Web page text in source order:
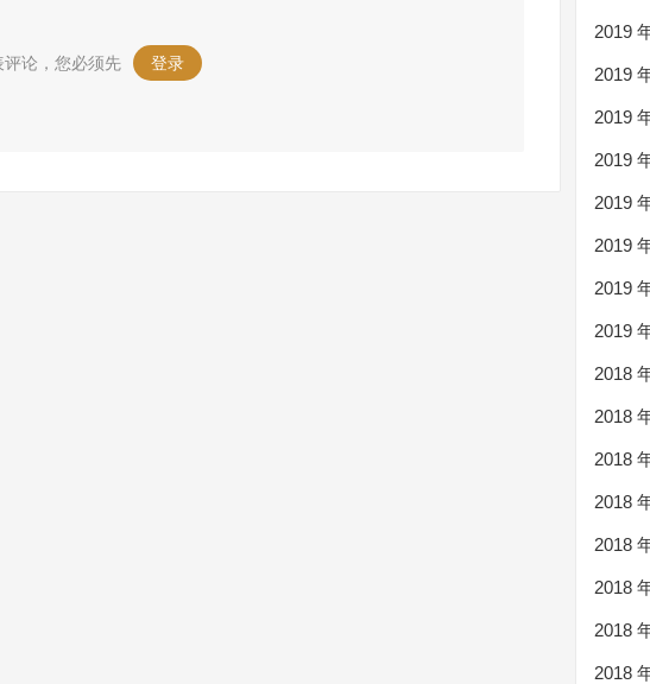
评论，您必须先 登录 。
2019
2019
2019
2019
2019
2019
2019
2019
2018
2018
2018
2018
2018
2018
2018
2018